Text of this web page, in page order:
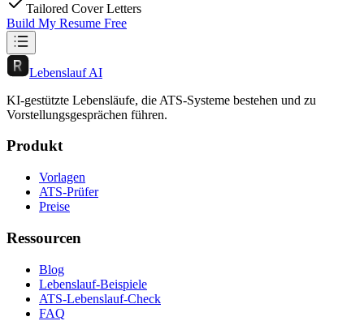
Tailored Cover Letters
Build My Resume Free
Lebenslauf AI
KI-gestützte Lebensläufe, die ATS-Systeme bestehen und zu
Vorstellungsgesprächen führen.
Produkt
Vorlagen
ATS-Prüfer
Preise
Ressourcen
Blog
Lebenslauf-Beispiele
ATS-Lebenslauf-Check
FAQ